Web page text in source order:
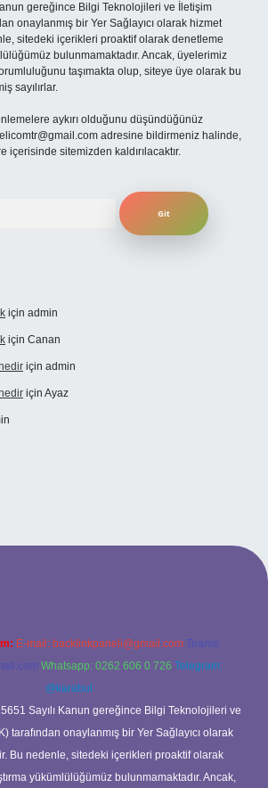
gereğince Bilgi Teknolojileri ve İletişim
onaylanmış bir Yer Sağlayıcı olarak hizmet
sitedeki içerikleri proaktif olarak denetleme
bulunmamaktadır. Ancak, üyelerimiz
taşımakta olup, siteye üye olarak bu
sayılırlar.
aykırı olduğunu düşündüğünüz
adresine bildirmeniz halinde,
içerisinde sitemizden kaldırılacaktır.
için admin
için Canan
için admin
için Ayaz
E-mail: backlinkpaneli@gmail.com Teams:
Whatsapp: 0262 606 0 726 Telegram:
@karabul
Sayılı Kanun gereğince Bilgi Teknolojileri ve
tarafından onaylanmış bir Yer Sağlayıcı olarak
Bu nedenle, sitedeki içerikleri proaktif olarak
yükümlülüğümüz bulunmamaktadır. Ancak,